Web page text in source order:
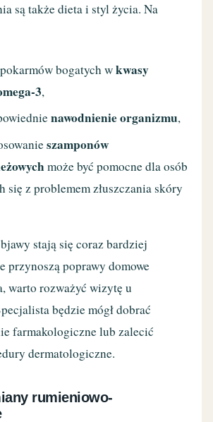
są także dieta i styl życia. Na
bogatych wkwasy
3,
nawodnienie organizmu,
szamponów
może być pomocne dla osób
się z problemem złuszczania skóry
stają się coraz bardziej
przynoszą poprawy domowe
warto rozważyć wizytę u
będzie mógł dobrać
farmakologiczne lub zalecić
dermatologiczne.
rumieniowo-